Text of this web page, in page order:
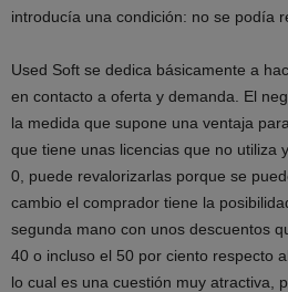
introducía una condición: no se podía
Used Soft se dedica básicamente a
en contacto a oferta y demanda. El
la medida que supone una ventaja
que tiene unas licencias que no utiliza
0, puede revalorizarlas porque se
cambio el comprador tiene la
segunda mano con unos descuentos
40 o incluso el 50 por ciento respecto
lo cual es una cuestión muy atractiva,